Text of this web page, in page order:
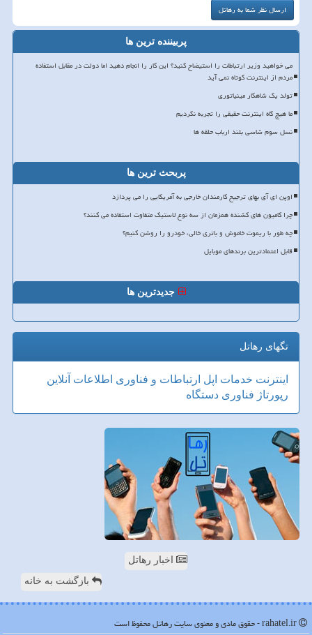
پربیننده ترین ها
می خواهید وزیر ارتباطات را استیضاح کنید؟ این کار را انجام دهید اما دولت در مقابل استفاده
مردم از اینترنت کوتاه نمی آید
تولد یک شاهکار مینیاتوری
ما هیچ گاه اینترنت حقیقی را تجربه نکردیم
نسل سوم شاسی بلند ارباب حلقه ها
پربحث ترین ها
اوپن ای آی بهای ترجیح کارمندان خارجی به آمریکایی را می پردازد
چرا کامیون های کشنده همزمان از سه نوع لاستیک متفاوت استفاده می کنند؟
چه طور با ریموت خاموش و باتری خالی، خودرو را روشن کنیم؟
قابل اعتمادترین برندهای موبایل
جدیدترین ها
تگهای رهاتل
اینترنت خدمات اپل ارتباطات و فناوری اطلاعات آنلاین
رپورتاژ فناوری دستگاه
اخبار رهاتل
بازگشت به خانه